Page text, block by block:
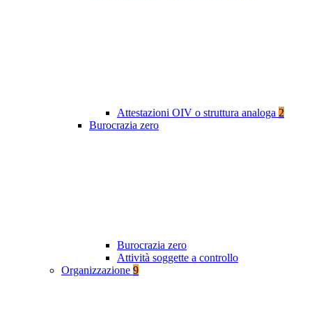
Attestazioni OIV o struttura analoga 2
Burocrazia zero
Burocrazia zero
Attività soggette a controllo
Organizzazione 9